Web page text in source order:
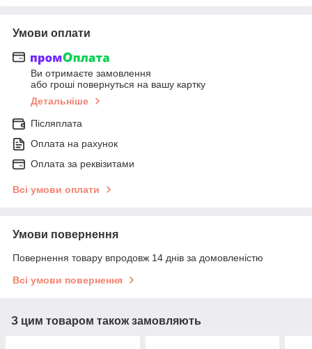
Умови оплати
Ви отримаєте замовлення
або гроші повернуться на вашу картку
Детальніше
Післяплата
Оплата на рахунок
Оплата за реквізитами
Всі умови оплати
Умови повернення
Повернення товару впродовж 14 днів за домовленістю
Всі умови повернення
З цим товаром також замовляють